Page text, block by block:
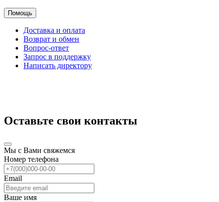
Помощь
Доставка и оплата
Возврат и обмен
Вопрос-ответ
Запрос в поддержку
Написать директору
Оставьте свои контакты
Мы с Вами свяжемся
Номер телефона
Email
Ваше имя